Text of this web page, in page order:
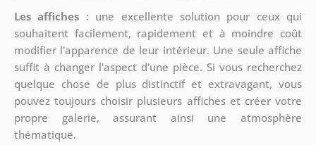
Les affiches : une excellente solution pour ceux qui
souhaitent facilement, rapidement et à moindre coût
modifier l'apparence de leur intérieur. Une seule affiche
suffit à changer l'aspect d'une pièce. Si vous recherchez
quelque chose de plus distinctif et extravagant, vous
pouvez toujours choisir plusieurs affiches et créer votre
propre galerie, assurant ainsi une atmosphère
thématique.